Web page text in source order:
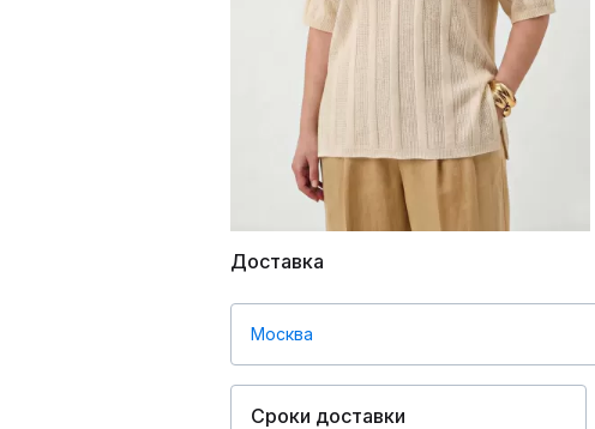
Доставка
Москва
Сроки доставки